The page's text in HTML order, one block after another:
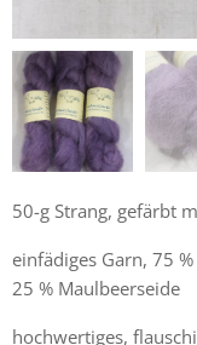
50-g Strang, gefärbt
einfädiges Garn, 75
25 % Maulbeerseide
hochwertiges,